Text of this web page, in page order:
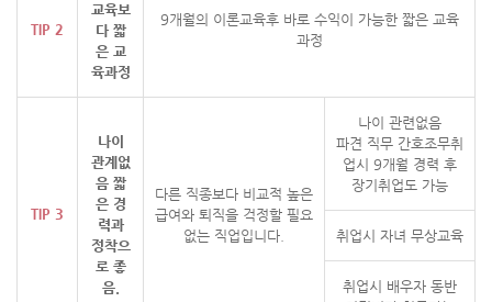
TIP 2
교육보
다 짧
은교
육과정
9개월의 이론교육후 바로 수익이 가능한 짧은 교육
과정
TIP 3
나이
관계없
음 짧
은 경
력과
정착으
로 좋
음.
다른 직종보다 비교적 높은
급여와 퇴직을 걱정할 필요
없는 직업입니다.
나이 관련없음
파견 직무 간호조무취
업시 9개월 경력 후
장기취업도 가능
취업시 자녀 무상교육
취업시 배우자 동반